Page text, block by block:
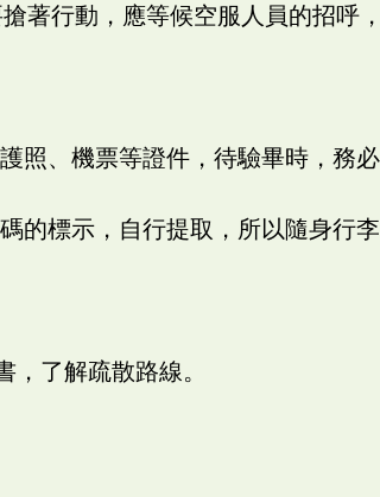
著行動，應等候空服人員的招呼
照、機票等證件，待驗畢時，務
的標示，自行提取，所以隨身行
，了解疏散路線。